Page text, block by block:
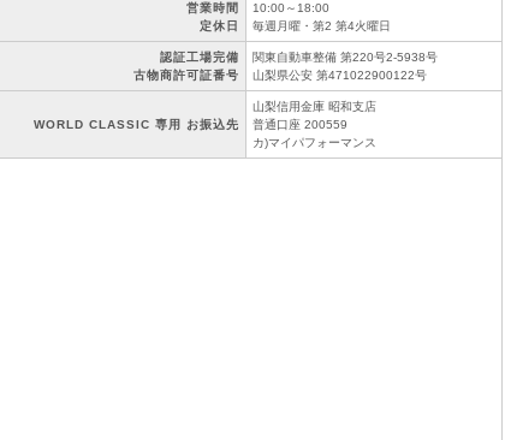
営業時間
定休日
10:00～18:00
毎週月曜・第2 第4火曜日
認証工場完備
古物商許可証番号
関東自動車整備 第220号2-5938号
山梨県公安 第471022900122号
WORLD CLASSIC 専用 お振込先
山梨信用金庫 昭和支店
普通口座 200559
カ)マイパフォーマンス